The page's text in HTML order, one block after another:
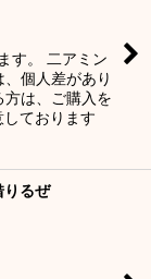
す。 二アミン
個人差があり
方は、ご購入を
ております
りるぜ